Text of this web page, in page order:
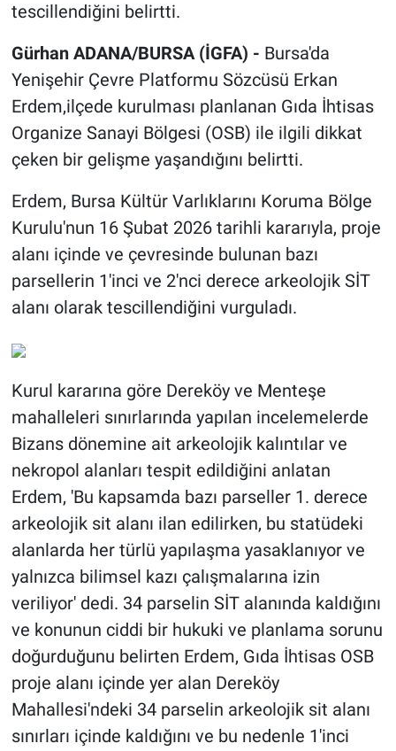
tescillendiğini belirtti.
Gürhan ADANA/BURSA (İGFA) - Bursa'da
Yenişehir Çevre Platformu Sözcüsü Erkan
Erdem,ilçede kurulması planlanan Gıda İhtisas
Organize Sanayi Bölgesi (OSB) ile ilgili dikkat
çeken bir gelişme yaşandığını belirtti.
Erdem, Bursa Kültür Varlıklarını Koruma Bölge
Kurulu'nun 16 Şubat 2026 tarihli kararıyla, proje
alanı içinde ve çevresinde bulunan bazı
parsellerin 1'inci ve 2'nci derece arkeolojik SİT
alanı olarak tescillendiğini vurguladı.
Kurul kararına göre Dereköy ve Menteşe
mahalleleri sınırlarında yapılan incelemelerde
Bizans dönemine ait arkeolojik kalıntılar ve
nekropol alanları tespit edildiğini anlatan
Erdem, 'Bu kapsamda bazı parseller 1. derece
arkeolojik sit alanı ilan edilirken, bu statüdeki
alanlarda her türlü yapılaşma yasaklanıyor ve
yalnızca bilimsel kazı çalışmalarına izin
veriliyor' dedi. 34 parselin SİT alanında kaldığını
ve konunun ciddi bir hukuki ve planlama sorunu
doğurduğunu belirten Erdem, Gıda İhtisas OSB
proje alanı içinde yer alan Dereköy
Mahallesi'ndeki 34 parselin arkeolojik sit alanı
sınırları içinde kaldığını ve bu nedenle 1'inci